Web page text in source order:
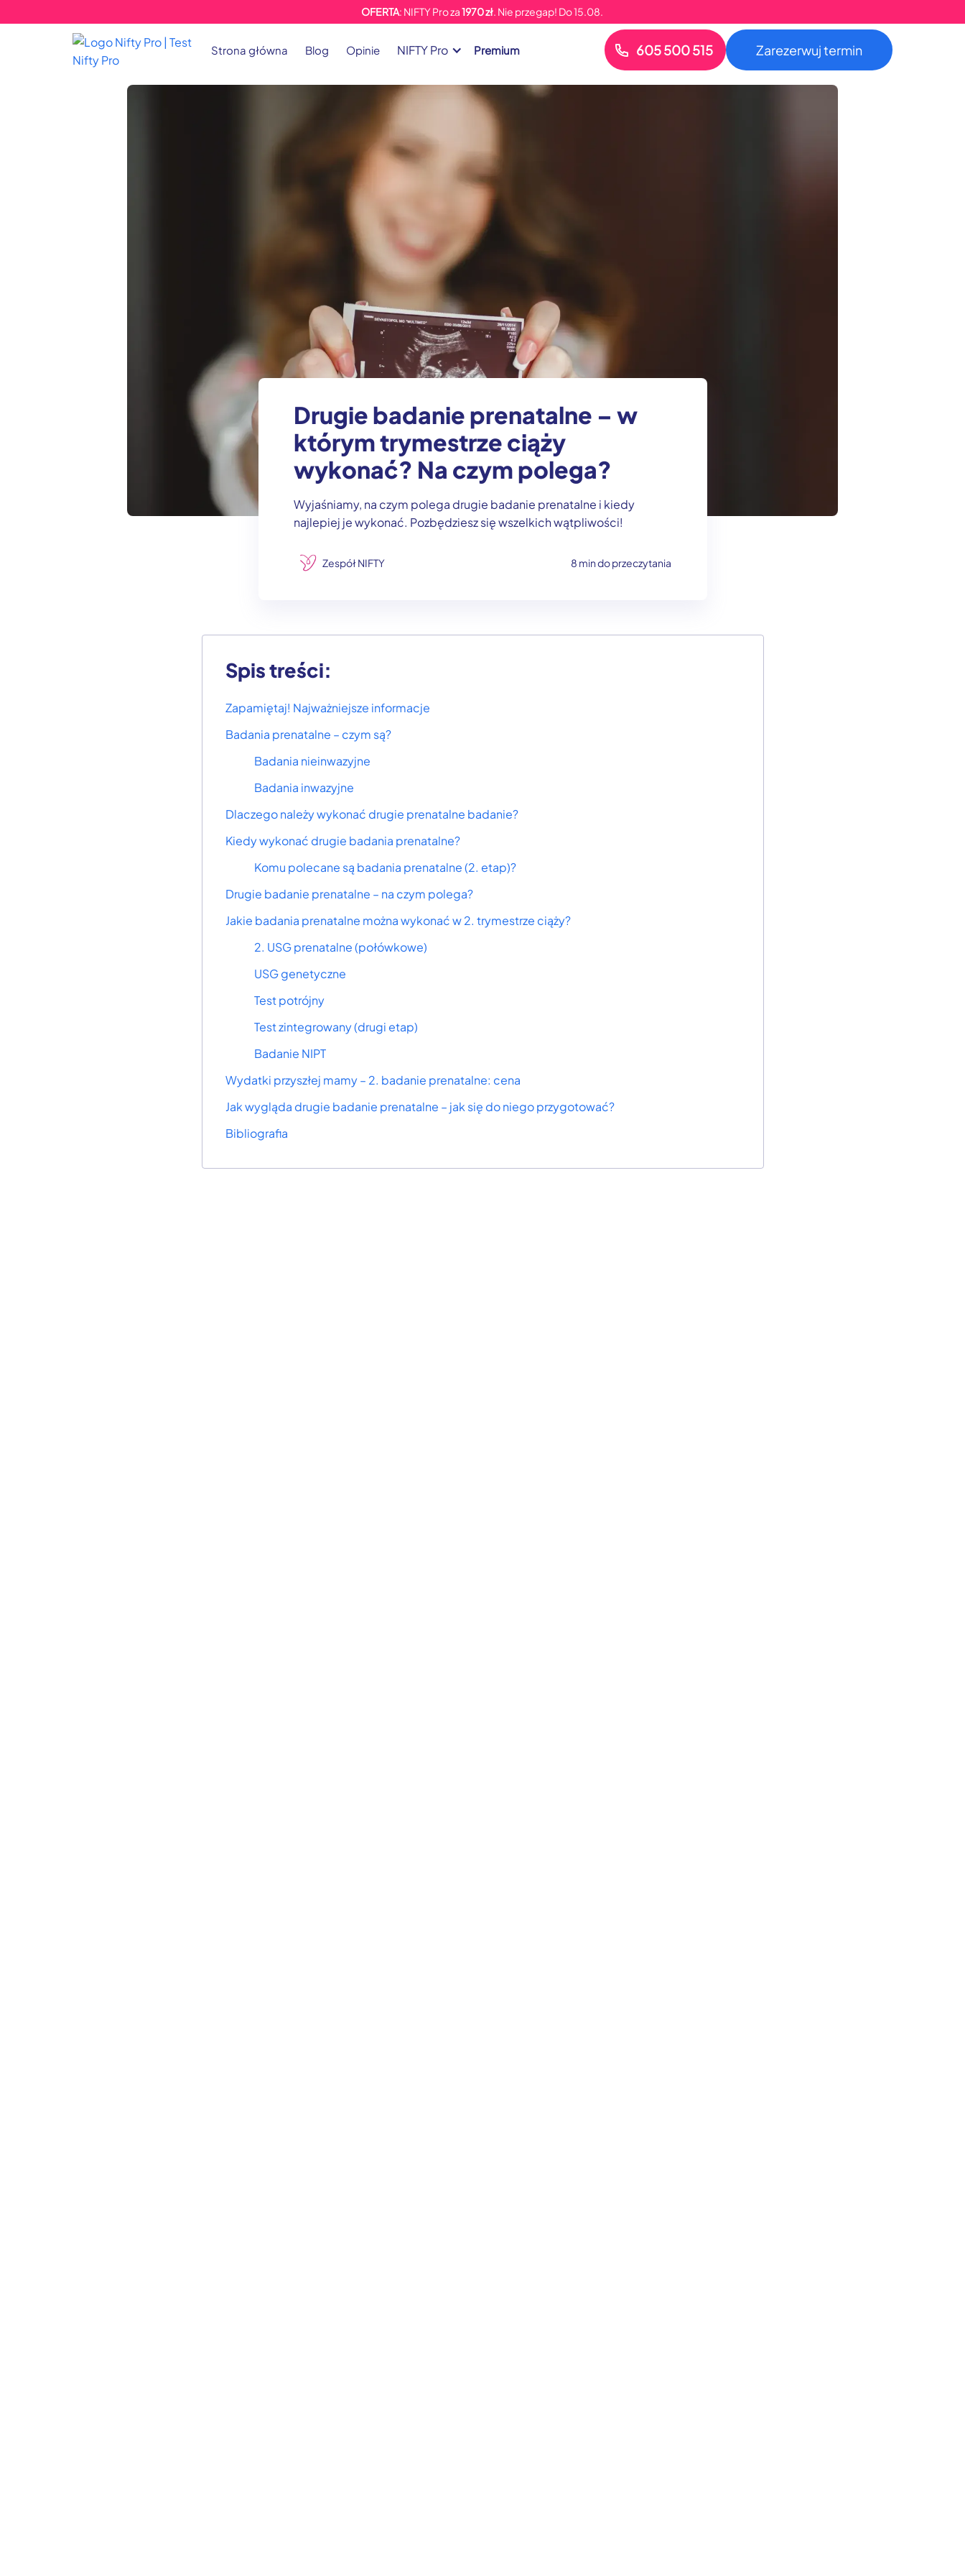
OFERTA: NIFTY Pro za1970 zł. Nie przegap! Do15.08.
Strona główna Blog Opinie NIFTY Pro Premium 605 500 515 Zarezerwuj termin
Drugie badanie prenatalne – w
którym trymestrze ciąży
wykonać? Na czym polega?
Wyjaśniamy, na czym polega drugie badanie prenatalne i kiedy
najlepiej je wykonać. Pozbędziesz się wszelkich wątpliwości!
Zespół NIFTY 8 min do przeczytania
Spis treści:
Zapamiętaj! Najważniejsze informacje
Badania prenatalne – czym są?
Badania nieinwazyjne
Badania inwazyjne
Dlaczego należy wykonać drugie prenatalne badanie?
Kiedy wykonać drugie badania prenatalne?
Komu polecane są badania prenatalne (2. etap)?
Drugie badanie prenatalne – na czym polega?
Jakie badania prenatalne można wykonać w 2. trymestrze ciąży?
2. USG prenatalne (połówkowe)
USG genetyczne
Test potrójny
Test zintegrowany (drugi etap)
Badanie NIPT
Wydatki przyszłej mamy – 2. badanie prenatalne: cena
Jak wygląda drugie badanie prenatalne – jak się do niego przygotować?
Bibliografia